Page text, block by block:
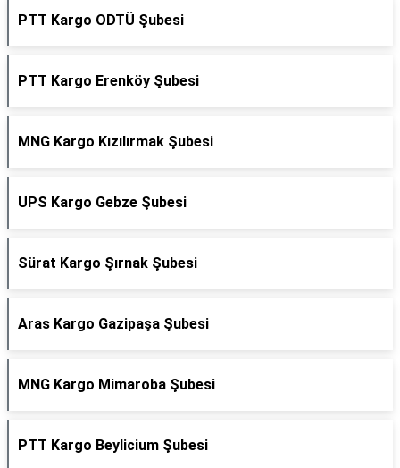
PTT Kargo ODTÜ Şubesi
PTT Kargo Erenköy Şubesi
MNG Kargo Kızılırmak Şubesi
UPS Kargo Gebze Şubesi
Sürat Kargo Şırnak Şubesi
Aras Kargo Gazipaşa Şubesi
MNG Kargo Mimaroba Şubesi
PTT Kargo Beylicium Şubesi